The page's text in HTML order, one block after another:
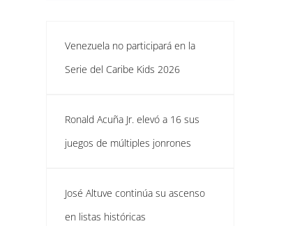
Venezuela no participará en la
Serie del Caribe Kids 2026
Ronald Acuña Jr. elevó a 16 sus
juegos de múltiples jonrones
José Altuve continúa su ascenso
en listas históricas